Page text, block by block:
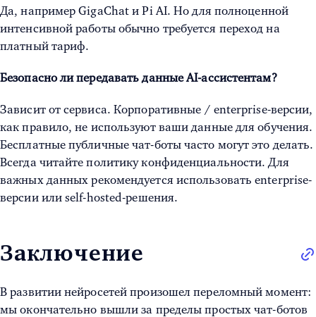
Да, например GigaChat и Pi AI. Но для полноценной
интенсивной работы обычно требуется переход на
платный тариф.
Безопасно ли передавать данные AI-ассистентам?
Зависит от сервиса. Корпоративные / enterprise-версии,
как правило, не используют ваши данные для обучения.
Бесплатные публичные чат-боты часто могут это делать.
Всегда читайте политику конфиденциальности. Для
важных данных рекомендуется использовать enterprise-
версии или self-hosted-решения.
Заключение
В развитии нейросетей произошел переломный момент:
мы окончательно вышли за пределы простых чат-ботов